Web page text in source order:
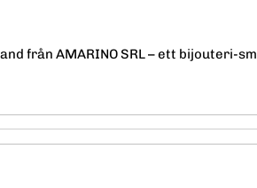
från AMARINO SRL – ett bijouteri-